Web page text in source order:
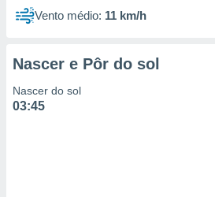
1199
Vento médio: 11 km/h
Nascer e Pôr do sol
Nascer do sol
03:45